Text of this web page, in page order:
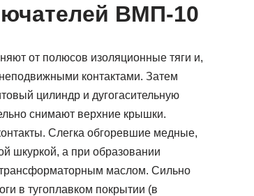
ВМП-10
от полюсов изоляционные тяги и,
контактами. Затем
цилиндр и дугогасительную
снимают верхние крышки.
Слегка обгоревшие медные,
шкуркой, а при образовании
маслом. Сильно
в тугоплавком покрытии (в